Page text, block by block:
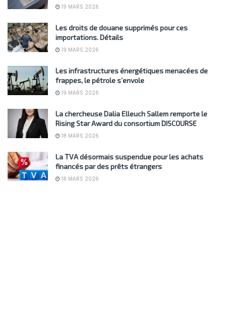
19 MARS 2026
Les droits de douane supprimés pour ces
importations. Détails
19 MARS 2026
Les infrastructures énergétiques menacées de
frappes, le pétrole s’envole
19 MARS 2026
La chercheuse Dalia Elleuch Sallem remporte le
Rising Star Award du consortium DISCOURSE
18 MARS 2026
La TVA désormais suspendue pour les achats
financés par des prêts étrangers
18 MARS 2026